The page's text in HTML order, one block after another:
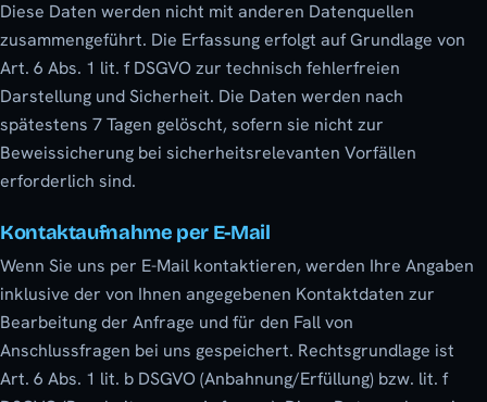
Diese Daten werden nicht mit anderen Datenquellen
zusammengeführt. Die Erfassung erfolgt auf Grundlage von
Art. 6 Abs. 1 lit. f DSGVO zur technisch fehlerfreien
Darstellung und Sicherheit. Die Daten werden nach
spätestens 7 Tagen gelöscht, sofern sie nicht zur
Beweissicherung bei sicherheitsrelevanten Vorfällen
erforderlich sind.
Kontaktaufnahme per E-Mail
Wenn Sie uns per E-Mail kontaktieren, werden Ihre Angaben
inklusive der von Ihnen angegebenen Kontaktdaten zur
Bearbeitung der Anfrage und für den Fall von
Anschlussfragen bei uns gespeichert. Rechtsgrundlage ist
Art. 6 Abs. 1 lit. b DSGVO (Anbahnung/Erfüllung) bzw. lit. f